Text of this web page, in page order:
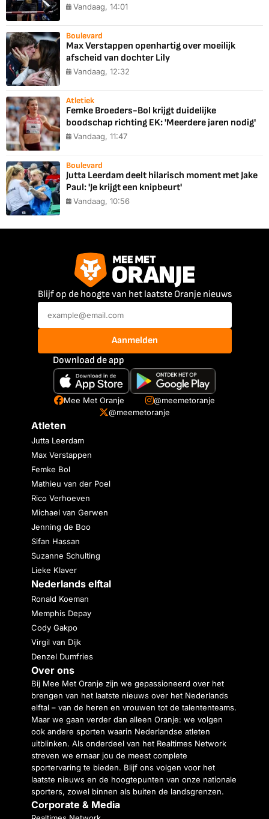
Vandaag, 14:01
Boulevard
Max Verstappen openhartig over moeilijk
afscheid van dochter Lily
Vandaag, 12:32
Atletiek
Femke Broeders-Bol krijgt duidelijke
boodschap richting EK: 'Meerdere jaren nodig'
Vandaag, 11:47
Boulevard
Jutta Leerdam deelt hilarisch moment met Jake
Paul: 'Je krijgt een knipbeurt'
Vandaag, 10:56
Blijf op de hoogte van het laatste Oranje nieuws
Aanmelden
Download de app
Mee Met Oranje
@meemetoranje
@meemetoranje
Atleten
Jutta Leerdam
Max Verstappen
Femke Bol
Mathieu van der Poel
Rico Verhoeven
Michael van Gerwen
Jenning de Boo
Sifan Hassan
Suzanne Schulting
Lieke Klaver
Nederlands elftal
Ronald Koeman
Memphis Depay
Cody Gakpo
Virgil van Dijk
Denzel Dumfries
Over ons
Bij Mee Met Oranje zijn we gepassioneerd over het
brengen van het laatste nieuws over het Nederlands
elftal – van de heren en vrouwen tot de talententeams.
Maar we gaan verder dan alleen Oranje: we volgen
ook andere sporten waarin Nederlandse atleten
uitblinken. Als onderdeel van het Realtimes Network
streven we ernaar jou de meest complete
sportervaring te bieden. Blijf ons volgen voor het
laatste nieuws en de hoogtepunten van onze nationale
sporters, zowel binnen als buiten de landsgrenzen.
Corporate & Media